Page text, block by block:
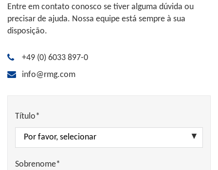
Entre em contato conosco se tiver alguma dúvida ou
precisar de ajuda. Nossa equipe está sempre à sua
disposição.
+49 (0) 6033 897-0
info@rmg.com
Título*
Sobrenome*